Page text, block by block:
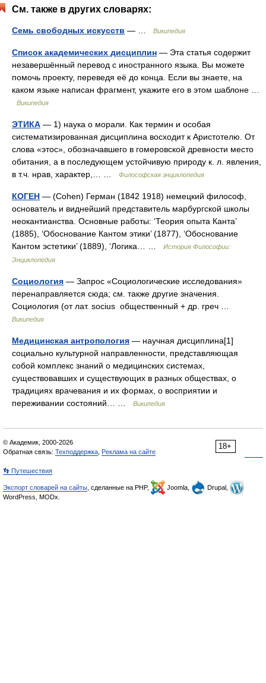
См. также в других словарях:
Семь свободных искусств — … Википедия
Список академических дисциплин — Эта статья содержит
незавершённый перевод с иностранного языка. Вы можете
помочь проекту, переведя её до конца. Если вы знаете, на
каком языке написан фрагмент, укажите его в этом шаблоне …
Википедия
ЭТИКА — 1) наука о морали. Как термин и особая
систематизированная дисциплина восходит к Аристотелю. От
слова «этос», обозначавшего в гомеровской древности место
обитания, а в последующем устойчивую природу к. л. явления,
в т.ч. нрав, характер,… …
Философская энциклопедия
КОГЕН — (Cohen) Герман (1842 1918) немецкий философ,
основатель и виднейший представитель марбургской школы
неокантианства. Основные работы: ‘Теория опыта Канта’
(1885), ‘Обоснование Кантом этики’ (1877), ‘Обоснование
Кантом эстетики’ (1889), ‘Логика… …
История Философии:
Энциклопедия
Социология — Запрос «Социологические исследования»
перенаправляется сюда; см. также другие значения.
Социология (от лат. socius общественный + др. греч …
Википедия
Медицинская антропология — научная дисциплина[1]
социально культурной направленности, представляющая
собой комплекс знаний о медицинских системах,
существовавших и существующих в разных обществах, о
традициях врачевания и их формах, о восприятии и
переживании состояний… …
Википедия
18+
© Академик, 2000-2026
Обратная связь: Техподдержка Реклама на сайте
👣 Путешествия
Экспорт словарей на сайты , сделанные на PHP, Joomla,
Drupal,
WordPress, MODx.